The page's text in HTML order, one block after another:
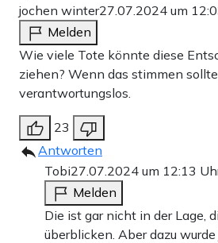
jochen winter27.07.2024 um
Melden
Wie viele Tote könnte diese
ziehen? Wenn das stimmen
verantwortungslos.
23
Antworten
Tobi27.07.2024 um 12:13
Melden
Die ist gar nicht in der Lage,
überblicken. Aber dazu